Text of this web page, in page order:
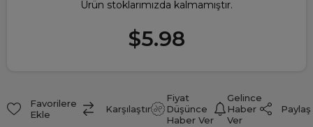
Ürün stoklarımızda kalmamıştır.
$5.98
Favorilere
Ekle
Karşılaştır
Fiyat
Düşünce
Haber Ver
Gelince
Haber
Ver
Paylaş